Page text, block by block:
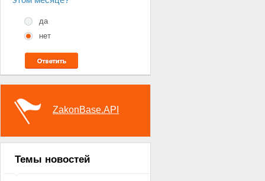
да
нет
ZakonBase.API
Темы новостей